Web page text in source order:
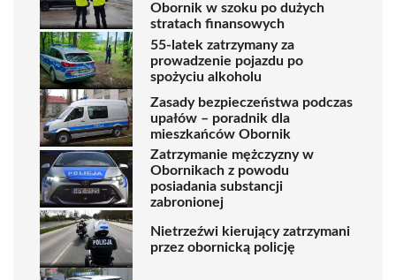
Obornik w szoku po dużych
stratach finansowych
55-latek zatrzymany za
prowadzenie pojazdu po
spożyciu alkoholu
Zasady bezpieczeństwa podczas
upałów – poradnik dla
mieszkańców Obornik
Zatrzymanie mężczyzny w
Obornikach z powodu
posiadania substancji
zabronionej
Nietrzeźwi kierujący zatrzymani
przez obornicką policję